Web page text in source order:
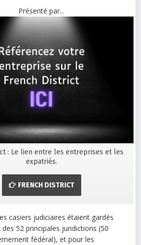
Présenté par...
: Le lien entre les entreprises et les
expatriés.
FRENCH DISTRICT
casiers judiciaires étaient gardés
52 principales juridictions (50
fédéral), et pour les